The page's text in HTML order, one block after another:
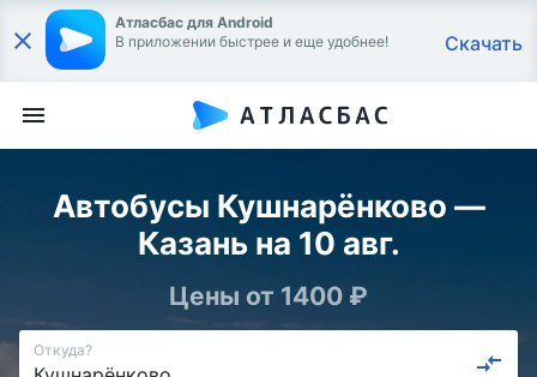
Атласбас для Android
В приложении быстрее и еще удобнее!
Скачать
Автобусы Кушнарёнково —
Казань на 10 авг.
Цены от 1400 ₽
Откуда?